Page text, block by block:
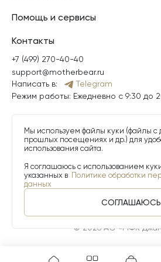
Помощь и сервисы
Контакты
+7 (499) 270-40-40
support@motherbear.ru
Написать в:
Telegram
Режим работы: Ежедневно с 9:30 до
© 2026 АО «МФК
Мы используем файлы куки (файлы с
прошлых посещениях и др.) для
использования сайта.
Я соглашаюсь с использованием
указанных в Политике обработки
данных
СОГЛАШАЮСЬ